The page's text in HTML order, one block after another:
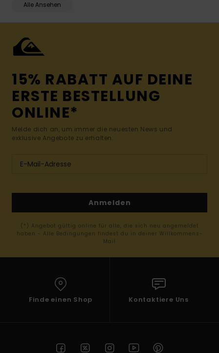
Alle Ansehen
15% RABATT AUF DEINE
ERSTE BESTELLUNG
ONLINE*
Melde dich an, um immer die neuesten News und
exklusive Angebote zu erhalten.
Anmelden
(*) Angebot gültig online für alle, die sich neu angemeldet
haben - Alle Bedingungen findest du in deiner Willkommens-
Mail
Finde einen Shop Kontaktiere Uns